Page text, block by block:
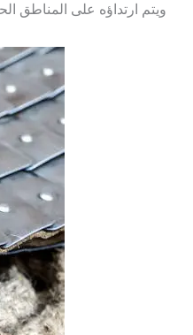
ويتم ارتداؤه على المناطق